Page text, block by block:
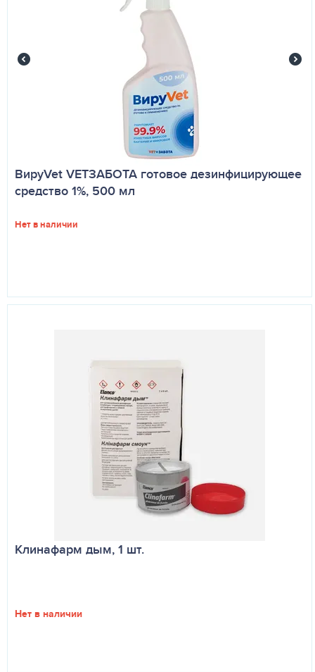
ВируVet VETЗАБОТА готовое дезинфицирующее
средство 1%, 500 мл
Нет в наличии
Клинафарм дым, 1 шт.
Нет в наличии